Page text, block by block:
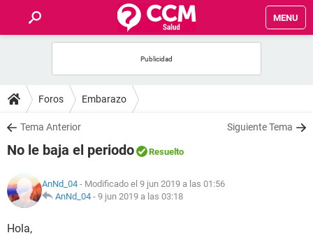
MENU
FOROS
SALUD
NUTRICIÓN
BIENESTAR
Foros Embarazo
Tema Anterior Siguiente Tema
No le baja el periodo Resuelto
AnNd_04 - Modificado el 9 jun 2019 a las 01:56
AnNd_04 - 9 jun 2019 a las 03:18
Hola,